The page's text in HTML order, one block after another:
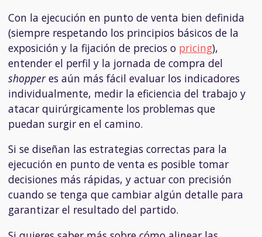
Con la ejecución en punto de venta bien definida
(siempre respetando los principios básicos de la
exposición y la fijación de precios o pricing),
entender el perfil y la jornada de compra del
shopperes aún más fácil evaluar los indicadores
individualmente, medir la eficiencia del trabajo y
atacar quirúrgicamente los problemas que
puedan surgir en el camino.
Si se diseñan las estrategias correctas para la
ejecución en punto de venta es posible tomar
decisiones más rápidas, y actuar con precisión
cuando se tenga que cambiar algún detalle para
garantizar el resultado del partido.